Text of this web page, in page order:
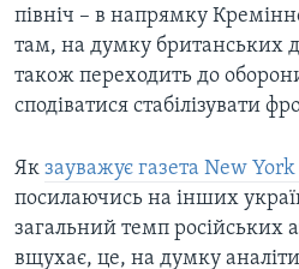
північ – в напрямку
там, на думку британських
також переходить до
сподіватися стабілізувати
Як зауважує газета New
посилаючись на інших
загальний темп російських
вщухає, це, на думку